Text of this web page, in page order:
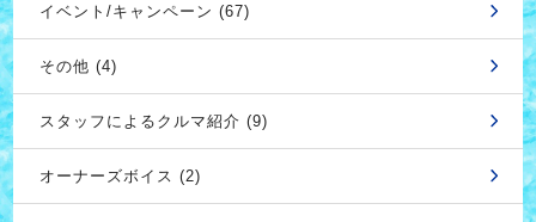
イベント/キャンペーン (67)
その他 (4)
スタッフによるクルマ紹介 (9)
オーナーズボイス (2)